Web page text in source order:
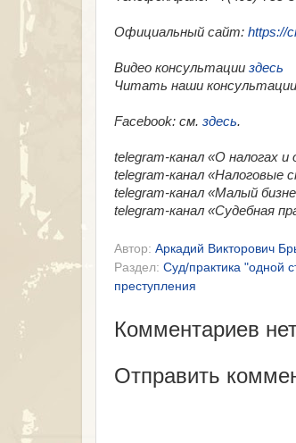
Официальный сайт: https://
Видео консультации здесь
Читать наши консультации
Facebook: см. здесь.
telegram-канал «О налогах и
telegram-канал «Налоговые
telegram-канал «Малый
telegram-канал «​Судебная
Автор: Аркадий Викторович
Раздел: Суд/практика "одной
преступления
Комментариев
Отправить